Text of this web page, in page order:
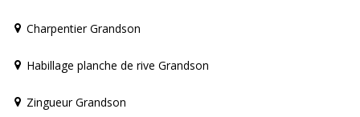
Charpentier Grandson
Habillage planche de rive Grandson
Zingueur Grandson